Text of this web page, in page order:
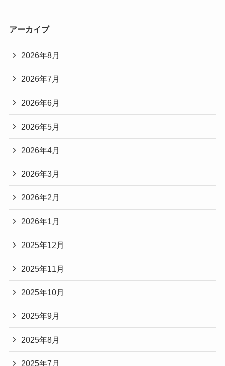
アーカイブ
2026年8月
2026年7月
2026年6月
2026年5月
2026年4月
2026年3月
2026年2月
2026年1月
2025年12月
2025年11月
2025年10月
2025年9月
2025年8月
2025年7月